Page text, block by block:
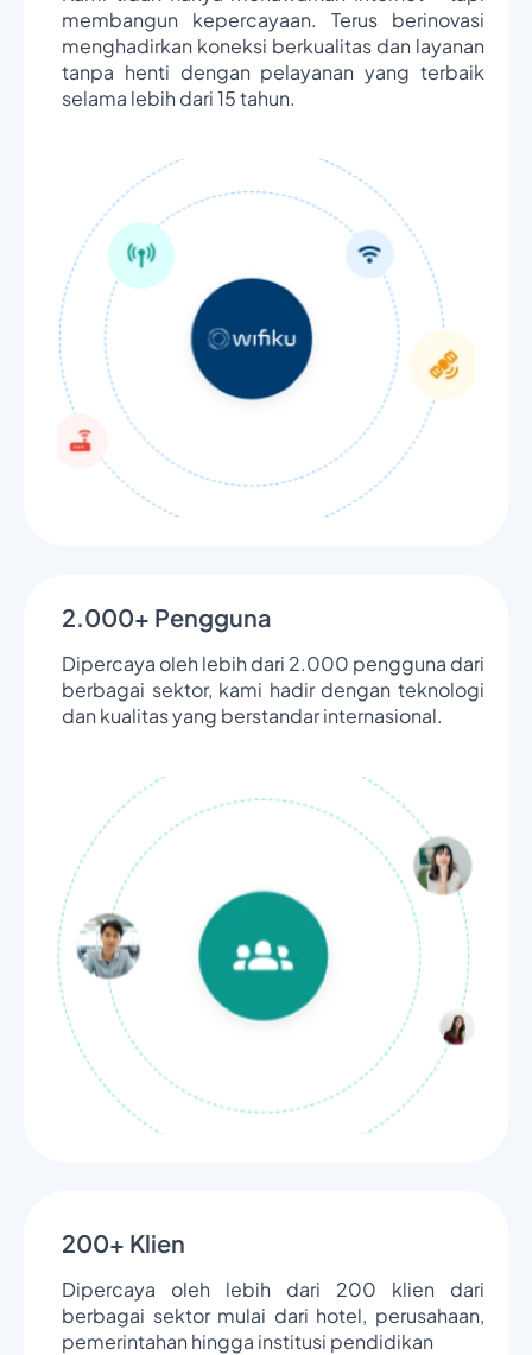
membangun kepercayaan. Terus berinovasi
menghadirkan koneksi berkualitas dan layanan
tanpa henti dengan pelayanan yang terbaik
selama lebih dari 15 tahun.
2.000+ Pengguna
Dipercaya oleh lebih dari 2.000 pengguna dari
berbagai sektor, kami hadir dengan teknologi
dan kualitas yang berstandar internasional.
200+ Klien
Dipercaya oleh lebih dari 200 klien dari
berbagai sektor mulai dari hotel, perusahaan,
pemerintahan hingga institusi pendidikan